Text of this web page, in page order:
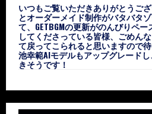
いつもご覧いただきありがとうご
とオーダーメイド制作がバタバタ
て、GETBGMの更新がのんびりペ
してくださっている皆様、ごめん
て戻ってこられると思いますので
池幸範AIモデルもアップグレード
きそうです！